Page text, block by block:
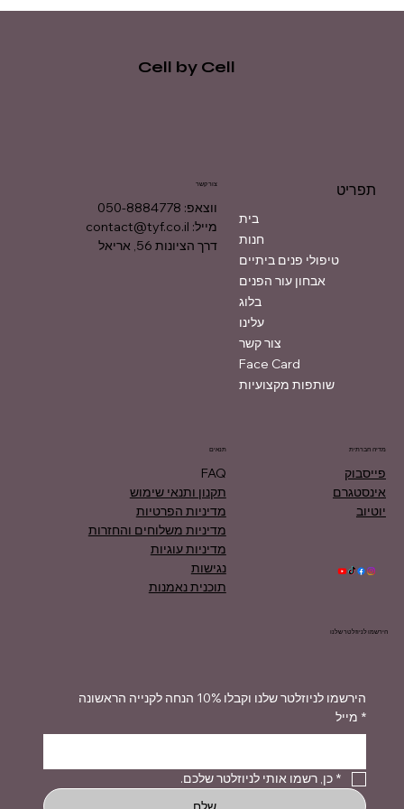
תפריט
בית
חנות
טיפולי פנים ביתיים
אבחון עור הפנים
בלוג
עלינו
צור קשר
Face Card
שותפות מקצועיות
תנאים
FAQ
תקנון ותנאי שימוש
מדיניות הפרטיות
מדיניות משלוחים והחזרות
מדיניות עוגיות
נגישות
תוכנית נאמנות
צור קשר
ווצאפ: 050-8884778
מייל: contact@tyf.co.il
דרך הציונות 56, אריאל
מדיה חברתית
פייסבוק
אינסטגרם
יוטיוב
הירשמו לניוזלטר שלנו וקבלו 10% הנחה לקנייה הראשונה
* מייל
* כן, רשמו אותי לניוזלטר שלכם.
הירשמו לניוזלטר שלנו